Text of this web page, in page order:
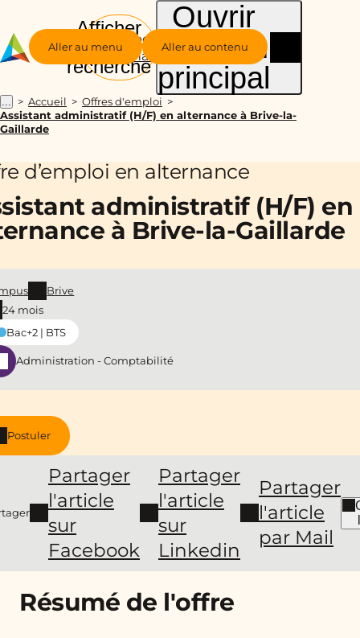
Aller au menu Aller au contenu
Groupe
Alternance
Afficher
la
recherche
Ouvrir
le menu
principal
... Accueil
Offres d'emploi
Assistant administratif (H/F) en alternance à Brive-la-
Gaillarde
d’emploi en alternance
administratif (H/F) en
à Brive-la-Gaillarde
Postuler
Partager
l'article
sur
Facebook
Partager
l'article
sur
Linkedin
Partager
l'article
par Mail
Brive
24 mois
Bac+2 | BTS
Administration - Comptabilité
Résumé de l'offre